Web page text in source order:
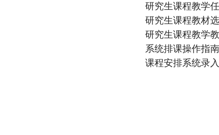
研究生课程教学
研究生课程教材
研究生课程教学
系统排课操作指南
课程安排系统录